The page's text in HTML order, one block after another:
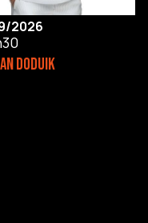
2026
DODUIK